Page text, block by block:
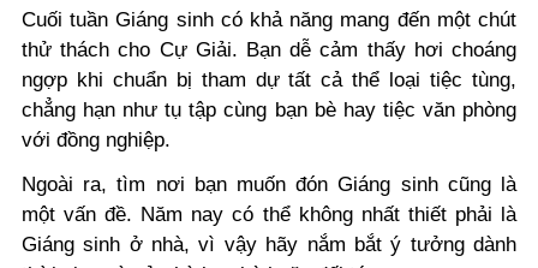
Cuối tuần Giáng sinh có khả năng mang đến một chút
thử thách cho Cự Giải. Bạn dễ cảm thấy hơi choáng
ngợp khi chuẩn bị tham dự tất cả thể loại tiệc tùng,
chẳng hạn như tụ tập cùng bạn bè hay tiệc văn phòng
với đồng nghiệp.
Ngoài ra, tìm nơi bạn muốn đón Giáng sinh cũng là
một vấn đề. Năm nay có thể không nhất thiết phải là
Giáng sinh ở nhà, vì vậy hãy nắm bắt ý tưởng dành